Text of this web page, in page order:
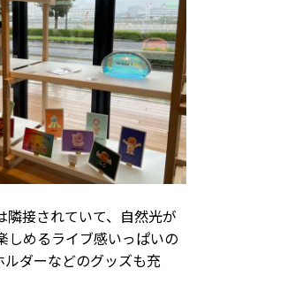
接されていて、自然光が
しめるライブ感いっぱいの
ダーなどのグッズも充